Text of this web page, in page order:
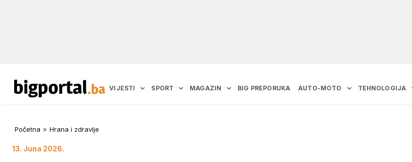
VIJESTI SPORT MAGAZIN BIG PREPORUKA AUTO-MOTO TEHNOLOGIJA
Početna » Hrana i zdravlje
13. Juna 2026.